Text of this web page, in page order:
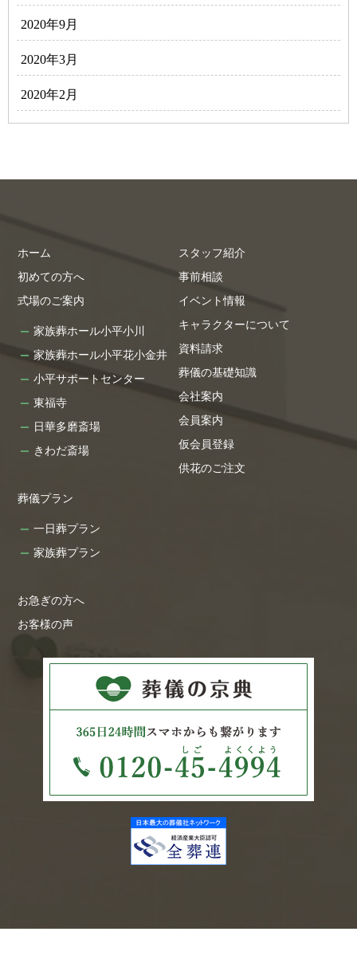
2020年9月
2020年3月
2020年2月
ホーム
初めての方へ
式場のご案内
家族葬ホール小平小川
家族葬ホール小平花小金井
小平サポートセンター
東福寺
日華多磨斎場
きわだ斎場
葬儀プラン
一日葬プラン
家族葬プラン
お急ぎの方へ
お客様の声
スタッフ紹介
事前相談
イベント情報
キャラクターについて
資料請求
葬儀の基礎知識
会社案内
会員案内
仮会員登録
供花のご注文